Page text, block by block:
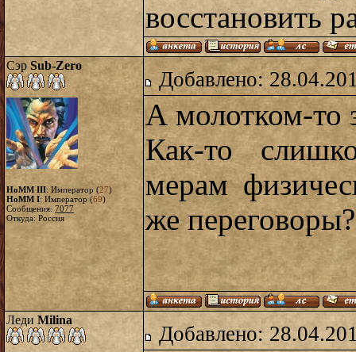
восстановить
Сэр Sub-Zero
HoMM III: Император (27)
HoMM I: Император (69)
Сообщения: 7077
Откуда: Россия
Добавлено:
А молотком-то
Как-то
мерам
же
Леди Milina
Добавлено: